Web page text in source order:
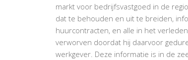
markt voor bedrijfsvastgoed in de
dat te behouden en uit te breiden,
huurcontracten, en alle in het
verworven doordat hij daarvoor
werkgever. Deze informatie is in de